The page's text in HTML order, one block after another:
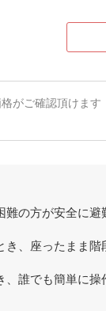
がご確認頂けます
の方が安全に避
、座ったまま階
誰でも簡単に